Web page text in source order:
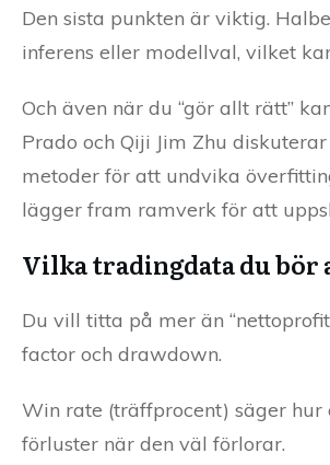
Den sista punkten är viktig.
inferens eller modellval, vilket
Och även när du “gör allt rätt”
Prado och Qiji Jim Zhu
metoder för att undvika
lägger fram ramverk för att
Vilka tradingdata du bör
Du vill titta på mer än
factor och drawdown.
Win rate (träffprocent) säger hur
förluster när den väl förlorar.